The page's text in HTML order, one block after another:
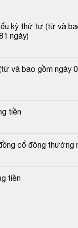
kỳ thứ tư (từ và
ngày)
và bao gồm ngày
tiền
cổ đông thường
tiền